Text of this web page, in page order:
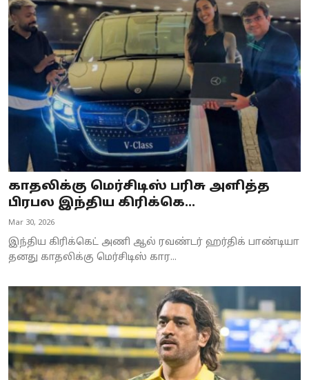
காதலிக்கு மெர்சிடிஸ் பரிசு அளித்த
பிரபல இந்திய கிரிக்கெ...
Mar 30, 2026
இந்திய கிரிக்கெட் அணி ஆல் ரவண்டர் ஹர்திக் பாண்டியா
தனது காதலிக்கு மெர்சிடிஸ் கார...